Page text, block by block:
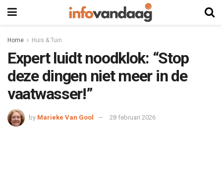
Home Huis & Tuin
Expert luidt noodklok: “Stop
deze dingen niet meer in de
vaatwasser!”
by Marieke Van Gool 28 februari 2026